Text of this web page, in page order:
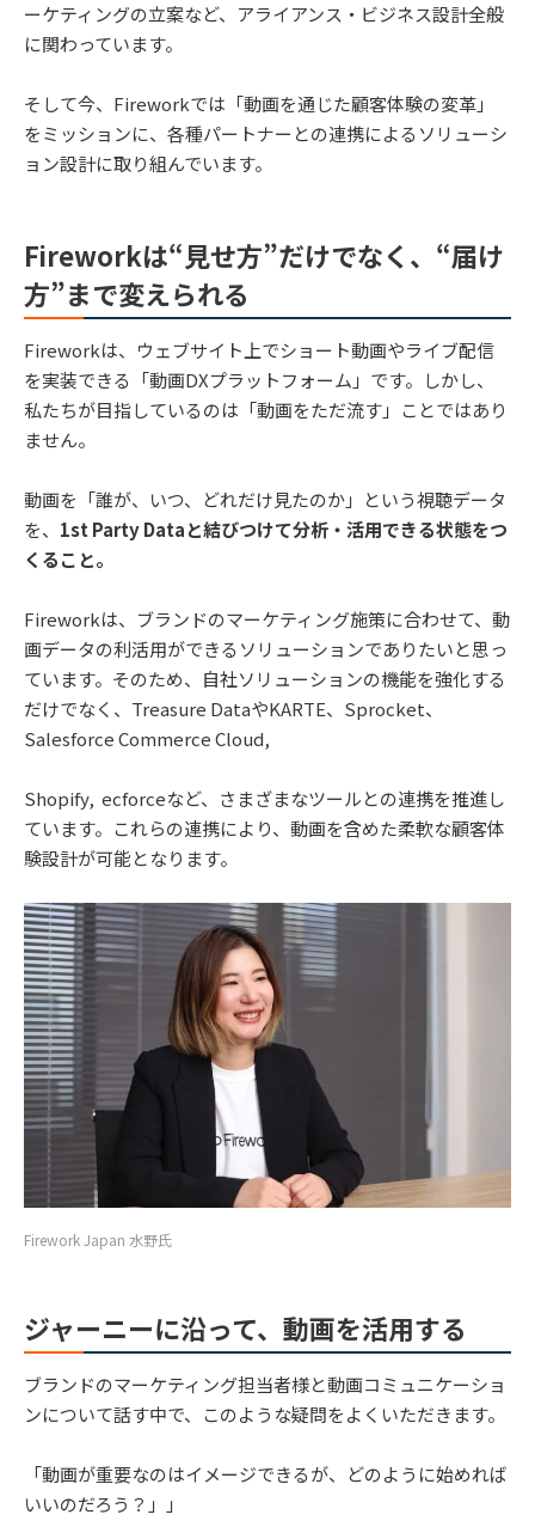
ーケティングの立案など、アライアンス・ビジネス設計全般
に関わっています。
そして今、Fireworkでは「動画を通じた顧客体験の変革」
をミッションに、各種パートナーとの連携によるソリューシ
ョン設計に取り組んでいます。
Fireworkは“見せ方”だけでなく、“届け
方”まで変えられる
Fireworkは、ウェブサイト上でショート動画やライブ配信
を実装できる「動画DXプラットフォーム」です。しかし、
私たちが目指しているのは「動画をただ流す」ことではあり
ません。
動画を「誰が、いつ、どれだけ見たのか」という視聴データ
を、 1st Party Dataと結びつけて分析・活用できる状態をつ
くること。
Fireworkは、ブランドのマーケティング施策に合わせて、動
画データの利活用ができるソリューションでありたいと思っ
ています。そのため、自社ソリューションの機能を強化する
だけでなく、Treasure DataやKARTE、Sprocket、
Salesforce Commerce Cloud,
Shopify, ecforceなど、さまざまなツールとの連携を推進し
ています。これらの連携により、動画を含めた柔軟な顧客体
験設計が可能となります。
Firework Japan 水野氏
ジャーニーに沿って、動画を活用する
ブランドのマーケティング担当者様と動画コミュニケーショ
ンについて話す中で、このような疑問をよくいただきます。
「動画が重要なのはイメージできるが、どのように始めれば
いいのだろう？」」